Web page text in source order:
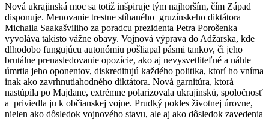
Nová ukrajinská moc sa totiž inšpiruje tým najhorším, čím Západ
disponuje. Menovanie trestne stíhaného gruzínskeho diktátora
Michaila Saakašviliho za poradcu prezidenta Petra Porošenka
vyvoláva takisto vážne obavy. Vojnová výprava do Adžarska, kde
dlhodobo fungujúcu autonómiu pošliapal pásmi tankov, či jeho
brutálne prenasledovanie opozície, ako aj nevysvetliteľné a náhle
úmrtia jeho oponentov, diskreditujú každého politika, ktorí ho vníma
inak ako zavrhnutiahodného diktátora. Nová garnitúra, ktorá
nastúpila po Majdane, extrémne polarizovala ukrajinskú, spoločnosť
a priviedla ju k občianskej vojne. Prudký pokles životnej úrovne,
nielen ako dôsledok vojnového stavu, ale aj ako dôsledok zavedenia